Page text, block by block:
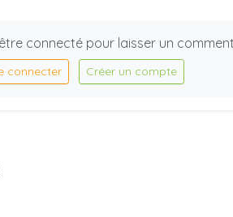
connecté pour laisser un
connecter Créer un compte